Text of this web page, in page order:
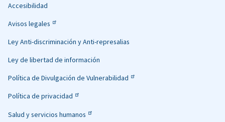
Helpful
Links
Accesibilidad
Avisos legales
Ley Anti-discriminación y Anti-represalias
Ley de libertad de información
Política de Divulgación de Vulnerabilidad
Política de privacidad
Salud y servicios humanos